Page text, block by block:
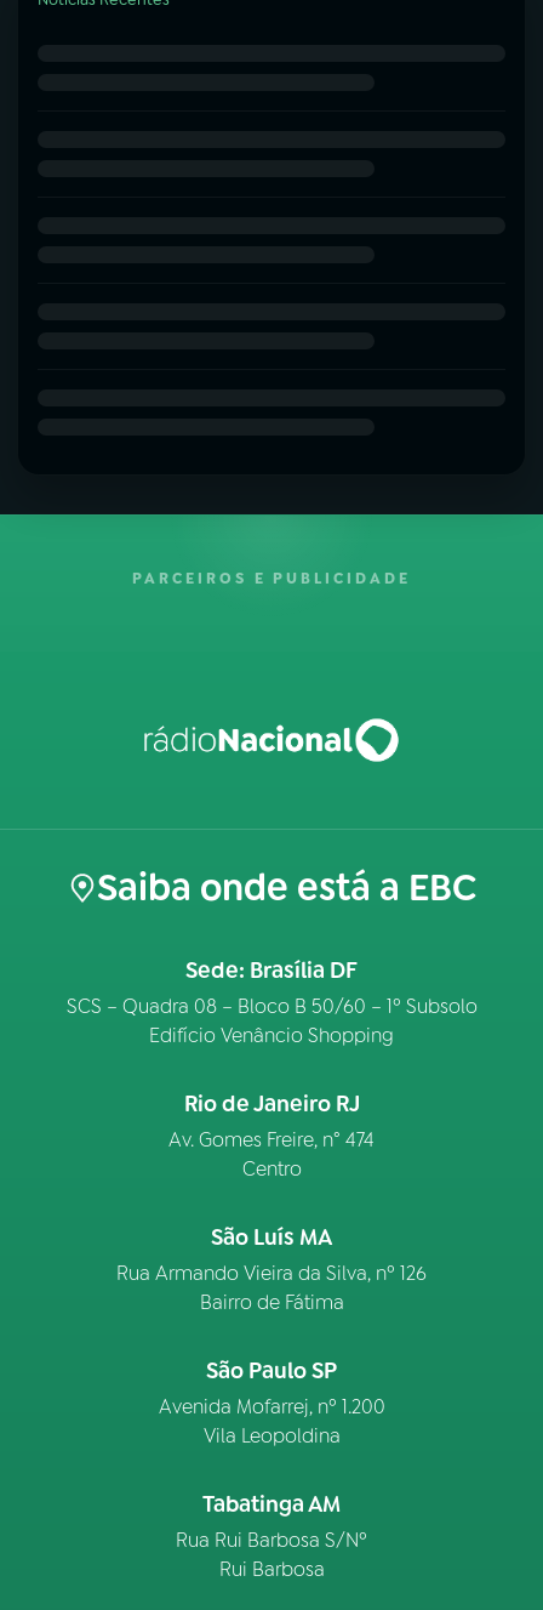
PARCEIROS E PUBLICIDADE
Saiba onde está a EBC
Sede: Brasília DF
SCS – Quadra 08 – Bloco B 50/60 – 1º Subsolo
Edifício Venâncio Shopping
Rio de Janeiro RJ
Av. Gomes Freire, n° 474
Centro
São Luís MA
Rua Armando Vieira da Silva, nº 126
Bairro de Fátima
São Paulo SP
Avenida Mofarrej, nº 1.200
Vila Leopoldina
Tabatinga AM
Rua Rui Barbosa S/Nº
Rui Barbosa